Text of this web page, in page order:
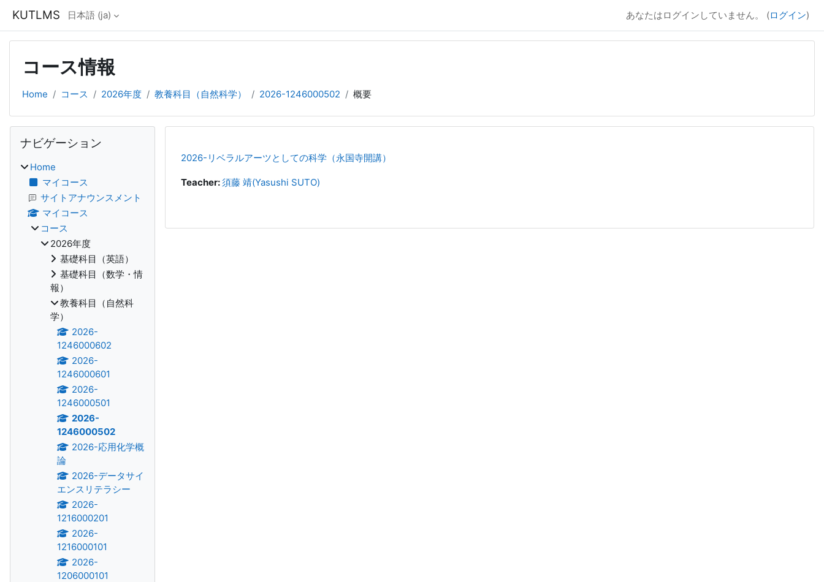
KUTLMS 日本語 ‎(ja)‎ あなたはログインしていません。 (ログイン)
コース情報
Home コース 2026年度 教養科目（自然科学） 2026-1246000502 概要
2026-リベラルアーツとしての科学（永国寺開講）
Teacher:須藤 靖(Yasushi SUTO)
ブロック
ナビゲーション
Home
マイコース
サイトアナウンスメント
マイコース
コース
2026年度
基礎科目（英語）
基礎科目（数学・情
報）
教養科目（自然科
学）
2026-
1246000602
2026-
1246000601
2026-
1246000501
2026-
1246000502
2026-応用化学概
論
2026-データサイ
エンスリテラシー
2026-
1216000201
2026-
1216000101
2026-
1206000101